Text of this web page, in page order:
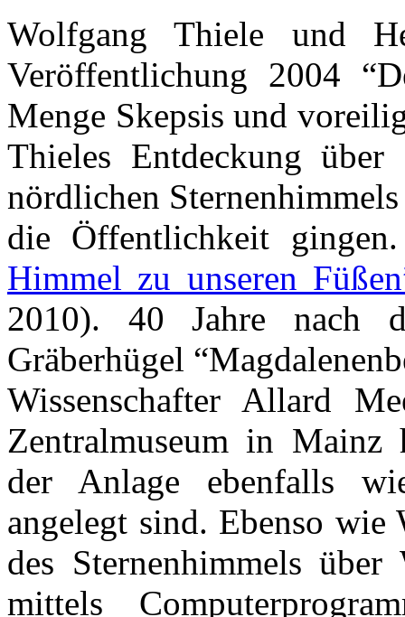
Wolfgang Thiele und
Veröffentlichung 2004
Menge Skepsis und
Thieles Entdeckung
nördlichen
die Öffentlichkeit
Himmel zu unseren
2010). 40 Jahre nach
Gräberhügel
Wissenschafter Allard
Zentralmuseum in Mainz
der Anlage ebenfalls
angelegt sind. Ebenso
des Sternenhimmels über
mittels